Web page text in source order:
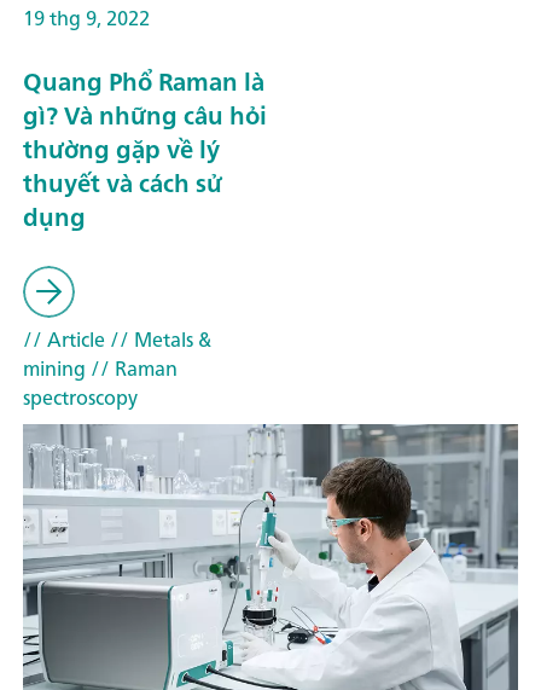
19 thg 9, 2022
Quang Phổ Raman là
gì? Và những câu hỏi
thường gặp về lý
thuyết và cách sử
dụng
// Article// Metals &
mining // Raman
spectroscopy